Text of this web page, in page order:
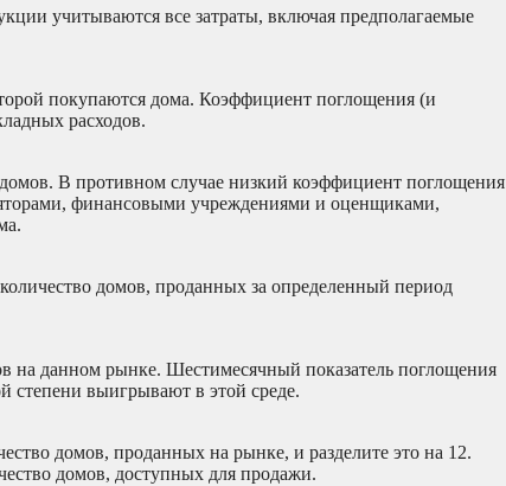
учитываются все затраты, включая предполагаемые
покупаются дома. Коэффициент поглощения (и
расходов.
В противном случае низкий коэффициент поглощения
финансовыми учреждениями и оценщиками,
домов, проданных за определенный период
на данном рынке. Шестимесячный показатель поглощения
степени выигрывают в этой среде.
домов, проданных на рынке, и разделите это на 12.
домов, доступных для продажи.